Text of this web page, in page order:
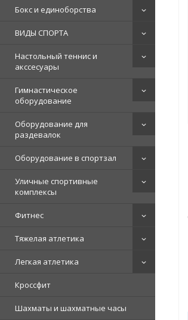
Бокс и единоборства
ВИДЫ СПОРТА
Настольный теннис и
акссесуары
Гимнастическое
оборудование
Оборудование для
раздевалок
Оборудование в спортзал
Уличные спортивные
комплексы
Фитнес
Тяжелая атлетика
Легкая атлетика
Кроссфит
Шахматы и шахматные часы